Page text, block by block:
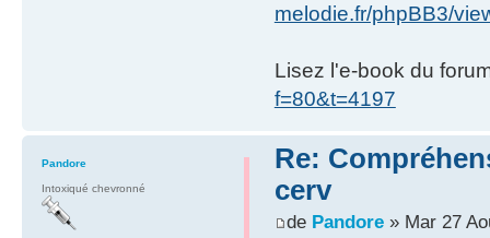
melodie.fr/phpBB3/
Lisez l'e-book du
f=80&t=4197
Re:
cerv
de Pandore» Mar 27
Pandore
Intoxiqué chevronné